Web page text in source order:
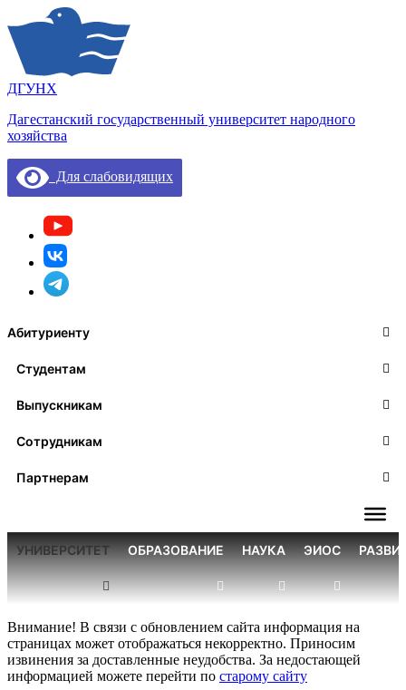
ДГУНХ
Дагестанский государственный университет народного
хозяйства
Для слабовидящих
Абитуриенту
Студентам
Выпускникам
Сотрудникам
Партнерам
УНИВЕРСИТЕТ ОБРАЗОВАНИЕ НАУКА ЭИОС
Внимание! В связи с обновлением сайта информация на
страницах может отображаться некорректно. Приносим
извинения за доставленные неудобства. За недостающей
информацией можете перейти по старому сайту